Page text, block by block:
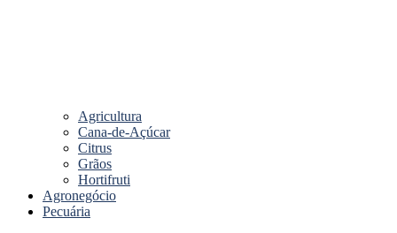
Agricultura
Cana-de-Açúcar
Citrus
Grãos
Hortifruti
Agronegócio
Pecuária